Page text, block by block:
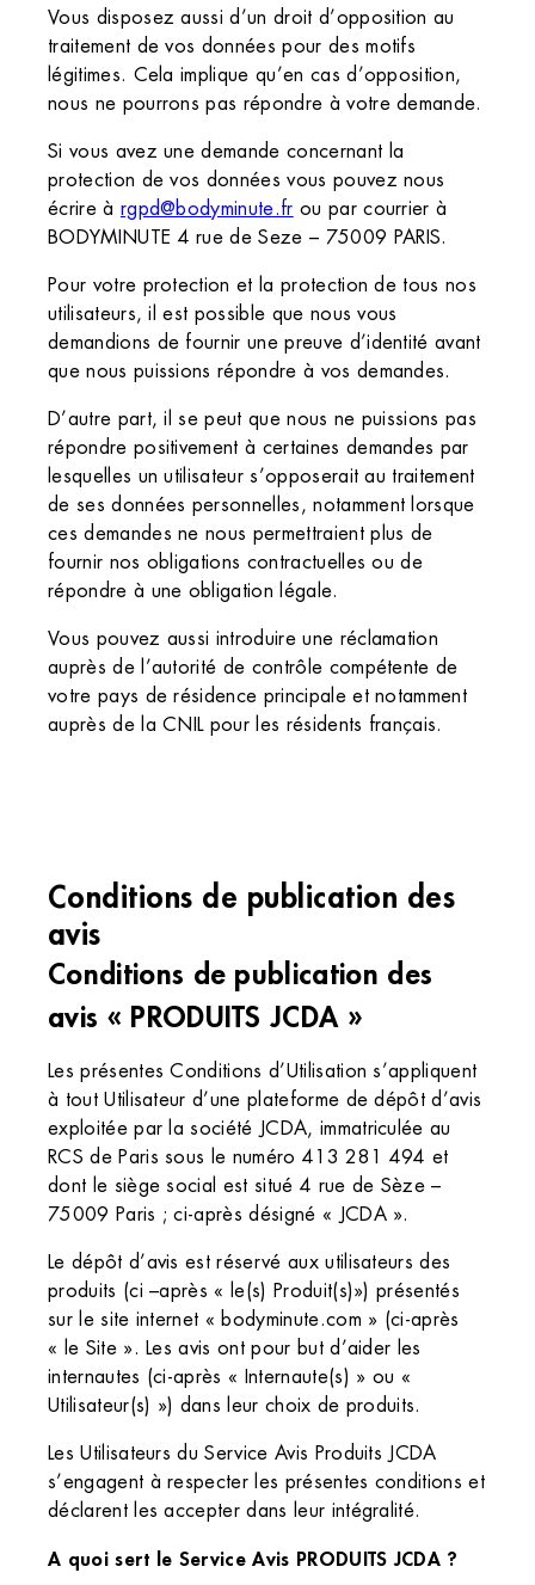
Vous disposez aussi d’un droit d’opposition au
traitement de vos données pour des motifs
légitimes. Cela implique qu’en cas d’opposition,
nous ne pourrons pas répondre à votre demande.
Si vous avez une demande concernant la
protection de vos données vous pouvez nous
écrire à rgpd@bodyminute.fr ou par courrier à
BODYMINUTE 4 rue de Seze – 75009 PARIS.
Pour votre protection et la protection de tous nos
utilisateurs, il est possible que nous vous
demandions de fournir une preuve d’identité avant
que nous puissions répondre à vos demandes.
D’autre part, il se peut que nous ne puissions pas
répondre positivement à certaines demandes par
lesquelles un utilisateur s’opposerait au traitement
de ses données personnelles, notamment lorsque
ces demandes ne nous permettraient plus de
fournir nos obligations contractuelles ou de
répondre à une obligation légale.
Vous pouvez aussi introduire une réclamation
auprès de l’autorité de contrôle compétente de
votre pays de résidence principale et notamment
auprès de la CNIL pour les résidents français.
Conditions de publication des
avis
Conditions de publication des
avis « PRODUITS JCDA »
Les présentes Conditions d’Utilisation s’appliquent
à tout Utilisateur d’une plateforme de dépôt d’avis
exploitée par la société JCDA, immatriculée au
RCS de Paris sous le numéro 413 281 494 et
dont le siège social est situé 4 rue de Sèze –
75009 Paris ; ci-après désigné « JCDA ».
Le dépôt d’avis est réservé aux utilisateurs des
produits (ci –après « le(s) Produit(s)») présentés
sur le site internet « bodyminute.com » (ci-après
« le Site ». Les avis ont pour but d’aider les
internautes (ci-après « Internaute(s) » ou «
Utilisateur(s) ») dans leur choix de produits.
Les Utilisateurs du Service Avis Produits JCDA
s’engagent à respecter les présentes conditions et
déclarent les accepter dans leur intégralité.
A quoi sert le Service Avis PRODUITS JCDA ?